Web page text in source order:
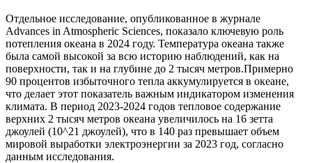
Отдельное исследование, опубликованное в журнале
Advances in Atmospheric Sciences, показало ключевую роль
потепления океана в 2024 году. Температура океана также
была самой высокой за всю историю наблюдений, как на
поверхности, так и на глубине до 2 тысяч метров.Примерно
90 процентов избыточного тепла аккумулируется в океане,
что делает этот показатель важным индикатором изменения
климата. В период 2023-2024 годов тепловое содержание
верхних 2 тысяч метров океана увеличилось на 16 зетта
джоулей (10^21 джоулей), что в 140 раз превышает объем
мировой выработки электроэнергии за 2023 год, согласно
данным исследования.